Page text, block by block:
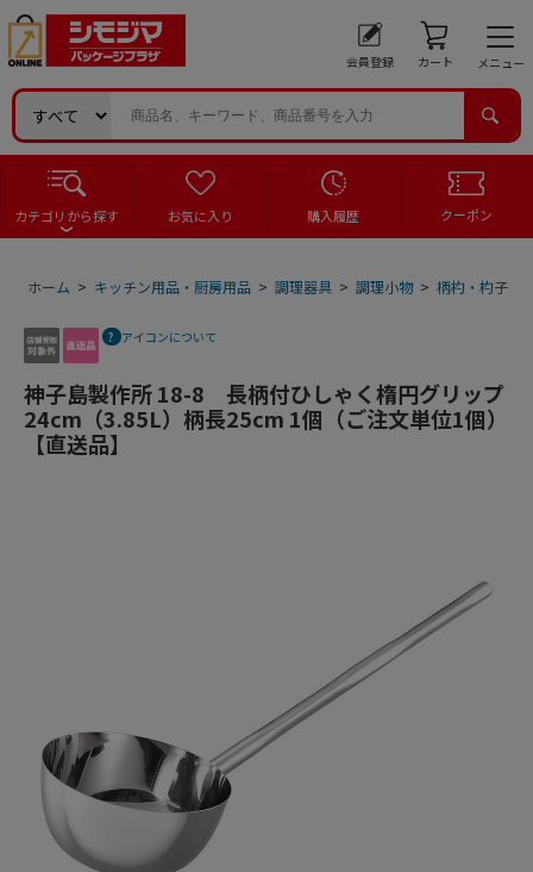
会員登録 カート メニュー
カテゴリから探す お気に入り 購入履歴 クーポン
ホーム > キッチン用品・厨房用品 > 調理器具 > 調理小物 > 柄杓・杓子
アイコンについて
神子島製作所 18-8 長柄付ひしゃく楕円グリップ
24cm（3.85L）柄長25cm 1個（ご注文単位1個）
【直送品】